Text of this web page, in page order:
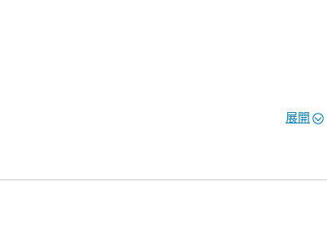
覺的。只是堅守既有的價值觀比較輕鬆又節能，這是一種
煞車。當同樣的判斷一再重複，執著會越來越鮮明，不想
來越強烈。
稱讚「你就是適合做這個」，這種正面的能力可能會成為
歡而持續至今的事物，也常有過度執著的現象。這些看似
在行經之處壓出凹陷與車痕，再次經過時，車輪就很容易陷
發想的狀態，首先必須察覺，自己「在當下看的是什麼、
轉向那些「不是現在看到的東西、嘗試那些並非現在思考
展開